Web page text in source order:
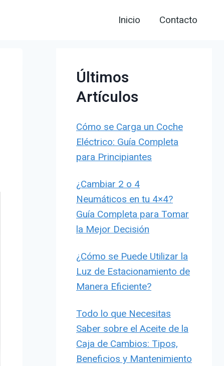
Inicio Contacto
Últimos
Artículos
Cómo se Carga un Coche
Eléctrico: Guía Completa
para Principiantes
¿Cambiar 2 o 4
Neumáticos en tu 4×4?
Guía Completa para Tomar
la Mejor Decisión
¿Cómo se Puede Utilizar la
Luz de Estacionamiento de
Manera Eficiente?
Todo lo que Necesitas
Saber sobre el Aceite de la
Caja de Cambios: Tipos,
Beneficios y Mantenimiento